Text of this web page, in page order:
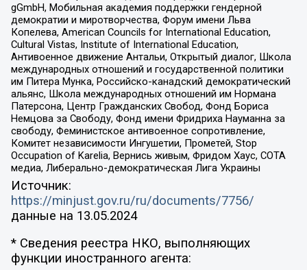
gGmbH, Мобильная академия поддержки гендерной
демократии и миротворчества, Форум имени Льва
Копелева, American Councils for International Education,
Cultural Vistas, Institute of International Education,
Антивоенное движение Антальи, Открытый диалог, Школа
международных отношений и государственной политики
им Питера Мунка, Российско-канадский демократический
альянс, Школа международных отношений им Нормана
Патерсона, Центр Гражданских Свобод, Фонд Бориса
Немцова за Свободу, Фонд имени Фридриха Науманна за
свободу, Феминистское антивоенное сопротивление,
Комитет независимости Ингушетии, Прометей, Stop
Occupation of Karelia, Вернись живым, Фридом Хаус, СОТА
медиа, Либерально-демократическая Лига Украины
Источник:
https://minjust.gov.ru/ru/documents/7756/
данные на 13.05.2024
* Сведения реестра НКО, выполняющих
функции иностранного агента: